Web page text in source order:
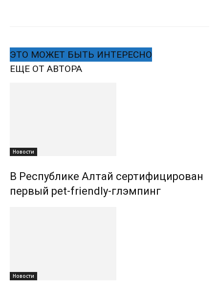
ЭТО МОЖЕТ БЫТЬ ИНТЕРЕСНО
ЕЩЕ ОТ АВТОРА
Новости
В Республике Алтай сертифицирован
первый pet-friendly-глэмпинг
Новости